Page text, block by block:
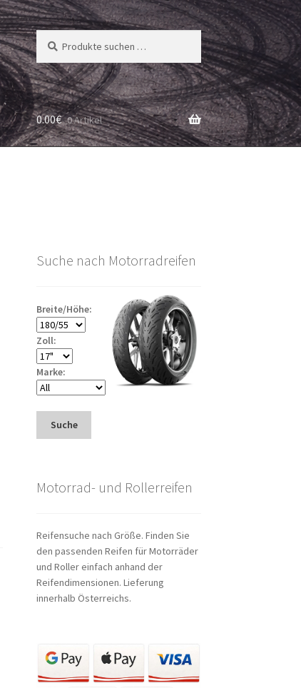
Suchen
nach:
Suchen
0.00€ 0 Artikel
Suche nach Motorradreifen
Breite/Höhe:
Zoll:
Marke:
Suche
Motorrad- und Rollerreifen
Reifensuche nach Größe. Finden Sie
den passenden Reifen für Motorräder
und Roller einfach anhand der
Reifendimensionen. Lieferung
innerhalb Österreichs.